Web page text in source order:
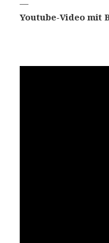
—
Youtube-Video mit